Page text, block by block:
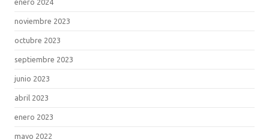
enero 2024
noviembre 2023
octubre 2023
septiembre 2023
junio 2023
abril 2023
enero 2023
mayo 2022